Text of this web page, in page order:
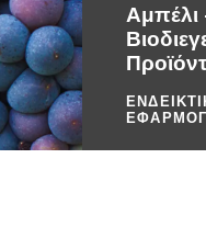
Αμπέλι